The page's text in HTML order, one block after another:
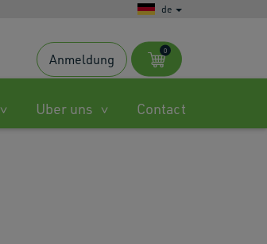
de
0
Anmeldung
Uber uns Contact